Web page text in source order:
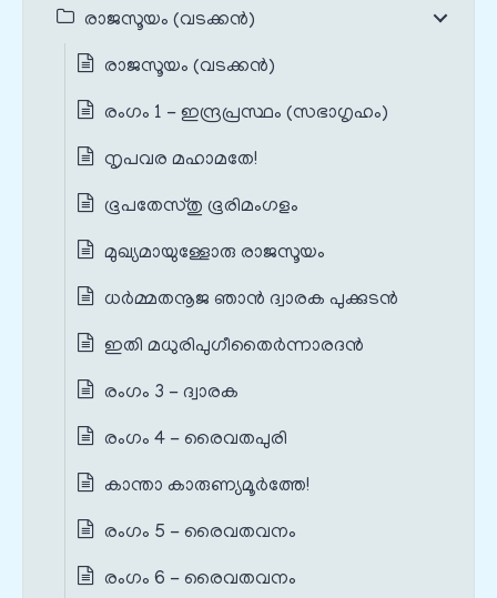
രാജസൂയം (വടക്കൻ)
രാജസൂയം (വടക്കൻ)
രംഗം 1 - ഇന്ദ്രപ്രസ്ഥം (സഭാഗൃഹം)
നൃപവര മഹാമതേ!
ഭൂപതേസ്തു ഭൂരിമംഗളം
മുഖ്യമായുള്ളോരു രാജസൂയം
ധർമ്മതനൂജ ഞാൻ ദ്വാരക പുക്കുടൻ
ഇതി മധുരിപുഗീതൈർന്നാരദൻ
രംഗം 3 - ദ്വാരക
രംഗം 4 - രൈവതപുരി
കാന്താ കാരുണ്യമൂർത്തേ!
രംഗം 5 - രൈവതവനം
രംഗം 6 - രൈവതവനം